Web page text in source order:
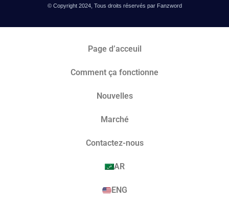
© Copyright 2024, Tous droits réservés par Fanzword
Page d’acceuil
Comment ça fonctionne
Nouvelles
Marché​
Contactez-nous
AR
ENG